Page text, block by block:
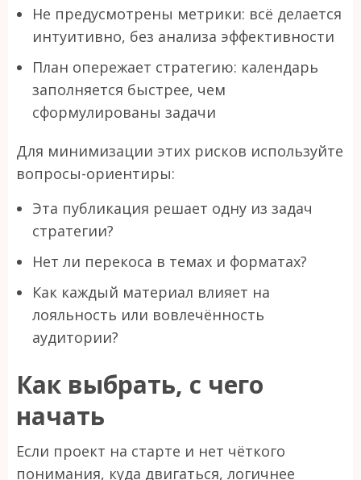
Не предусмотрены метрики: всё делается
интуитивно, без анализа эффективности
План опережает стратегию: календарь
заполняется быстрее, чем
сформулированы задачи
Для минимизации этих рисков используйте
вопросы-ориентиры:
Эта публикация решает одну из задач
стратегии?
Нет ли перекоса в темах и форматах?
Как каждый материал влияет на
лояльность или вовлечённость
аудитории?
Как выбрать, с чего
начать
Если проект на старте и нет чёткого
понимания, куда двигаться, логичнее